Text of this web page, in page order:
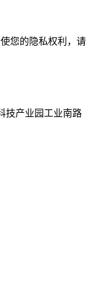
您的隐私权利，请
技产业园工业南路